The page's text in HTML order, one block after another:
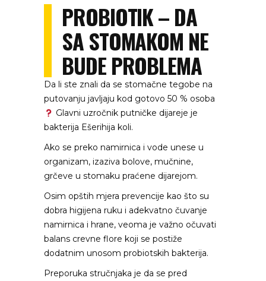
PROBIOTIK – DA
SA STOMAKOM NE
BUDE PROBLEMA
Da li ste znali da se stomačne tegobe na
putovanju javljaju kod gotovo 50 % osoba
Glavni uzročnik putničke dijareje je
bakterija Ešerihija koli.
Ako se preko namirnica i vode unese u
organizam, izaziva bolove, mučnine,
grčeve u stomaku praćene dijarejom.
Osim opštih mjera prevencije kao što su
dobra higijena ruku i adekvatno čuvanje
namirnica i hrane, veoma je važno očuvati
balans crevne flore koji se postiže
dodatnim unosom probiotskih bakterija.
Preporuka stručnjaka je da se pred